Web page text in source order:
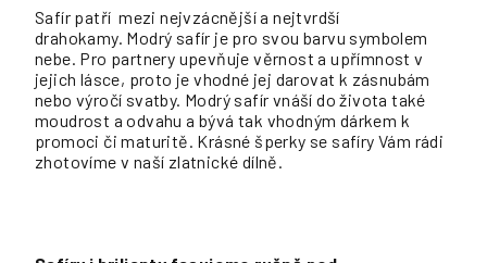
Safír patří mezi nejvzácnější a nejtvrdší
drahokamy. Modrý safír je pro svou barvu symbolem
nebe. Pro partnery upevňuje věrnost a upřímnost v
jejich lásce, proto je vhodné jej darovat k zásnubám
nebo výročí svatby. Modrý safír vnáší do života také
moudrost a odvahu a bývá tak vhodným dárkem k
promoci či maturitě. Krásné šperky se safíry Vám rádi
zhotovíme v naší zlatnické dílně.